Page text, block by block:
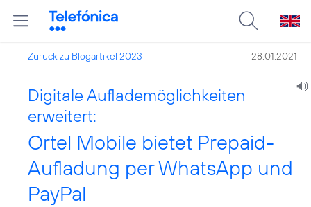
Zurück zu Blogartikel 2023 28.01.2021
Digitale Auflademöglichkeiten
erweitert:
Ortel Mobile bietet Prepaid-
Aufladung per WhatsApp und
PayPal